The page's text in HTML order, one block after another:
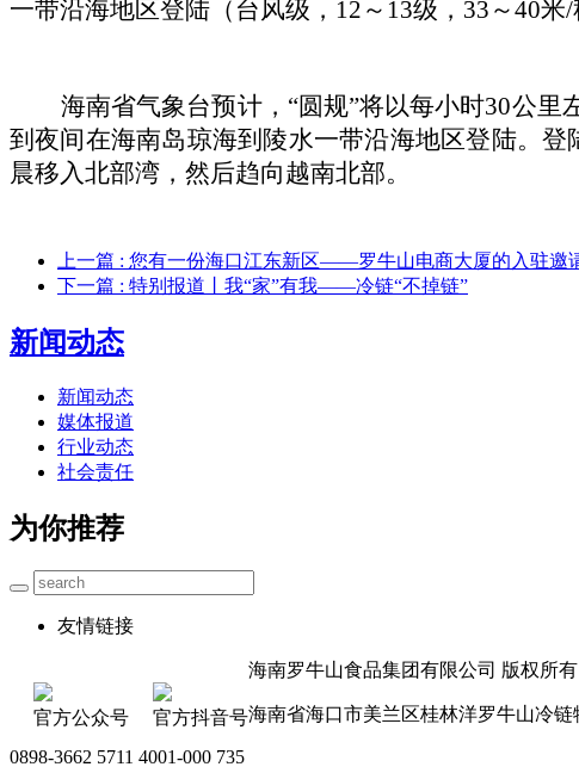
一带沿海地区登陆（台风级，12～13级，33～40米/
海南省气象台预计，“圆规”将以每小时30公
到夜间在海南岛琼海到陵水一带沿海地区登陆。
晨移入北部湾，然后趋向越南北部。
上一篇 : 您有一份海口江东新区——罗牛山电商大厦的入驻邀
下一篇 : 特别报道丨我“家”有我——冷链“不掉链”
新闻动态
新闻动态
媒体报道
行业动态
社会责任
为你推荐
友情链接
官方公众号 官方抖音号
海南罗牛山食品集团有限公司 版权所有
海南省海口市美兰区桂林洋罗牛山冷链
0898-3662 5711 4001-000 735